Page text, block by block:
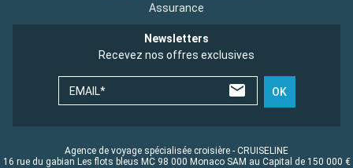
Assurance
Newsletters
Recevez nos offres exclusives
EMAIL* OK
Agence de voyage spécialisée croisière - CRUISELINE
16 rue du gabian Les flots bleus MC 98 000 Monaco SAM au Capital de 150 000 €